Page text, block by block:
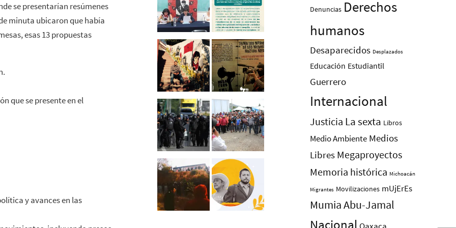
se presentarían resúmenes
minuta ubicaron que había
esas 13 propuestas
que se presente en el
y avances en las
Denuncias Derechos
humanos
Desaparecidos Desplazados
Educación Estudiantil
Guerrero
Internacional
Justicia La sexta Libros
Medio Ambiente Medios
Libres Megaproyectos
Memoria histórica Michoacán
Migrantes Movilizaciones mUjErEs
Mumia Abu-Jamal